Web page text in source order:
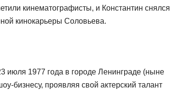
кинематографисты, и Константин снялся
кинокарьеры Соловьева.
июля 1977 года в городе Ленинграде (ныне
бизнесу, проявляя свой актерский талант